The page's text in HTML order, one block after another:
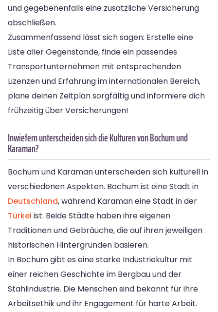
und gegebenenfalls eine zusätzliche Versicherung
abschließen.
Zusammenfassend lässt sich sagen: Erstelle eine
Liste aller Gegenstände, finde ein passendes
Transportunternehmen mit entsprechenden
Lizenzen und Erfahrung im internationalen Bereich,
plane deinen Zeitplan sorgfältig und informiere dich
frühzeitig über Versicherungen!
Inwiefern unterscheiden sich die Kulturen von Bochum und
Karaman?
Bochum und Karaman unterscheiden sich kulturell in
verschiedenen Aspekten. Bochum ist eine Stadt in
Deutschland, während Karaman eine Stadt in der
Türkei ist. Beide Städte haben ihre eigenen
Traditionen und Gebräuche, die auf ihren jeweiligen
historischen Hintergründen basieren.
In Bochum gibt es eine starke Industriekultur mit
einer reichen Geschichte im Bergbau und der
Stahlindustrie. Die Menschen sind bekannt für ihre
Arbeitsethik und ihr Engagement für harte Arbeit.